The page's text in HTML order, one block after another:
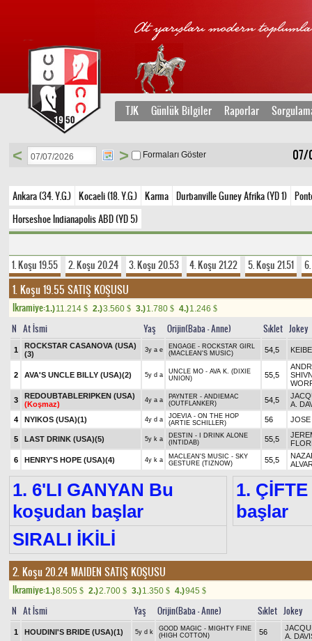
TJK Günlük Bilgiler Raporlar
07/
< > Formaları Göster
Ankara (34. Y.G.) Kocaeli (18. Y.G.) Karma Durbanville Guney Afrika (YD 1)
Horseshoe Indianapolis ABD (YD 5)
1. Koşu 19.55 2. Koşu 20.24 3. Koşu 20.53 4. Koşu 21.22 5. Koşu 21.51
1. Koşu 19.55 SATIŞ KOŞUSU
Ikramiye:1.)11.214 $ 2.)3.560 $ 3.)1.780 $ 4.)1.246 $
N At İsmi Yaş Orijin(Baba - Anne) Sıklet Jokey
1
ROCKSTAR CASANOVA (USA)
(3)
3y a e
ENGAGE - ROCKSTAR GIRL
(MACLEAN'S MUSIC)
54,5
2 AVA'S UNCLE BILLY (USA)(2) 5y d a
UNCLE MO - AVA K. (DIXIE
UNION)
55,5
3
REDOUBTABLERIPKEN (USA)
(Koşmaz)
4y a a
PAYNTER - ANDIEMAC
(OUTFLANKER)
54,5
A.
4
NYIKOS (USA)(1) 4y d a
JOEVIA - ON THE HOP
(ARTIE SCHILLER)
56 JOSE
5 LAST DRINK (USA)(5) 5y k a
DESTIN - I DRINK ALONE
(INTIDAB)
55,5
6
HENRY'S HOPE (USA)(4) 4y k a
MACLEAN'S MUSIC - SKY
GESTURE (TIZNOW)
55,5
1. 6'LI GANYAN Bu
koşudan başlar
1.
başlar
SIRALI İKİLİ
2. Koşu 20.24MAIDEN SATIŞ KOŞUSU
Ikramiye:1.)8.505 $ 2.)2.700 $ 3.)1.350 $ 4.)945 $
N At İsmi Yaş Orijin(Baba - Anne) Sıklet Jokey
1 HOUDINI'S BRIDE (USA)(1) 5y d k
GOOD MAGIC - MIGHTY FINE
(HIGH COTTON)
56
A.